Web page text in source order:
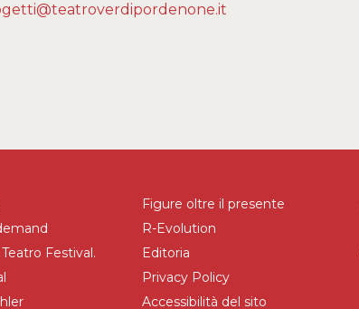
Festival.
Figure oltre il presente
R-Evolution
Editoria
Privacy Policy
Accessibilità del sito